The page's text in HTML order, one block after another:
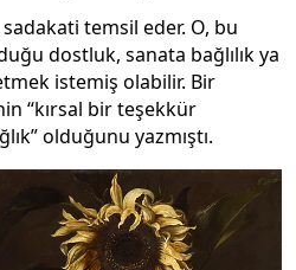
temsil eder. O, bu
dostluk, sanata bağlılık ya
istemiş olabilir. Bir
“kırsal bir teşekkür
olduğunu yazmıştı.